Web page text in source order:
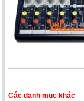
Các danh mục khác